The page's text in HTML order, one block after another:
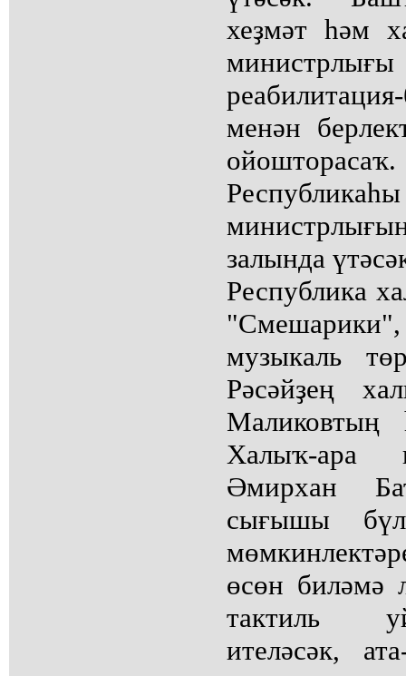
хеҙмәт һәм
менән
залында
Республика
музыкаль
Рәсәйҙең
Халыҡ-ара
Әмирхан
сығышы
өсөн биләмә
тактиль
ителәсәк,